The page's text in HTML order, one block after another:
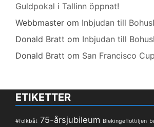
Guldpokal i Tallinn öppnat!
Webbmaster om Inbjudan till
Donald Bratt om Inbjudan till
Donald Bratt om San Francisco
ETIKETTER
#folkbåt 75-årsjubileum Blekingeflottiljen